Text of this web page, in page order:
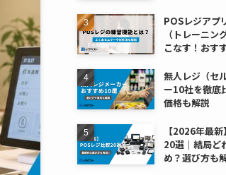
POSレジアプ
（トレーニン
こなす！おす
無人レジ（セ
ー10社を徹底
価格も解説
【2026年最
20選｜結局ど
め？選び方も